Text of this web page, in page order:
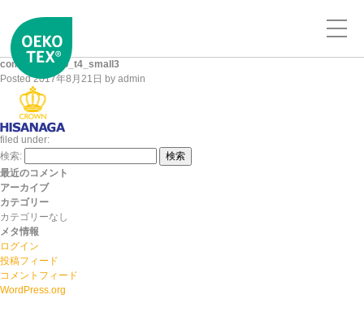
company_logo_t4_small3
Posted2017年8月21日 by admin
filed under:
検索:
検索
最近のコメント
アーカイブ
カテゴリー
カテゴリーなし
メタ情報
ログイン
投稿フィード
コメントフィード
WordPress.org